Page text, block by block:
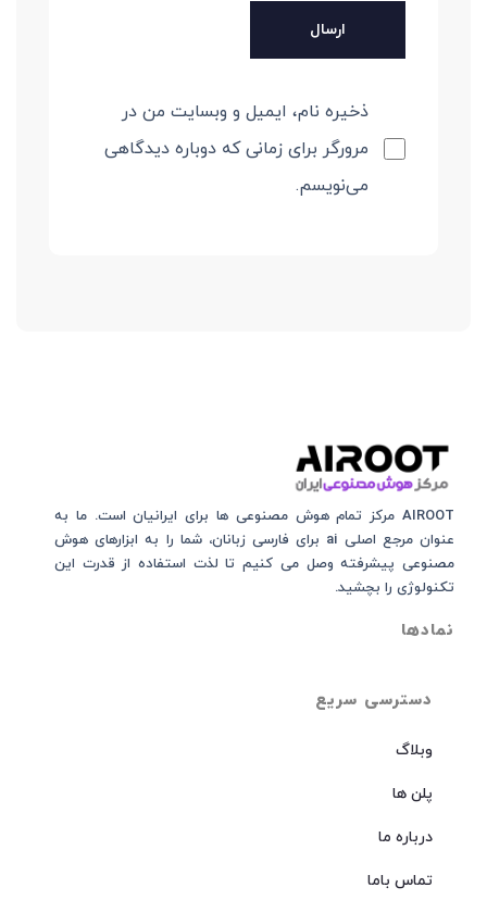
ذخیره نام، ایمیل و وبسایت من در
مرورگر برای زمانی که دوباره دیدگاهی
می‌نویسم.
دسترسی سریع
وبلاگ
پلن ها
درباره ما
تماس باما
AIROOT مرکز تمام هوش مصنوعی‌‌‌ ها برای ایرانیان است. ما به
عنوان مرجع اصلی ai برای فارسی زبانان، شما را به ابزارهای هوش
مصنوعی پیشرفته وصل می کنیم تا لذت استفاده از قدرت این
تکنولوژی را بچشید.
نمادها